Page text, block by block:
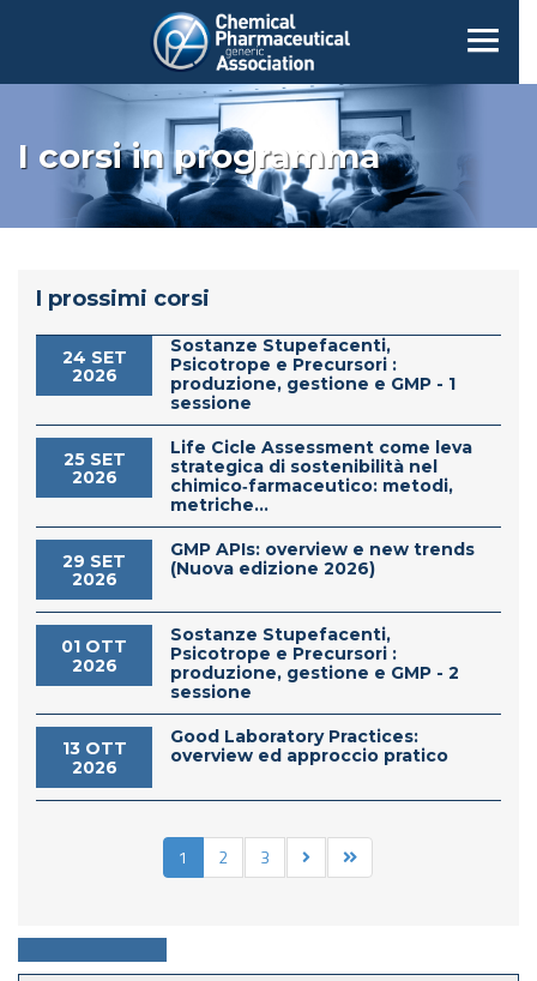
I corsi in programma
I prossimi corsi
24 SET
2026
Sostanze Stupefacenti,
Psicotrope e Precursori :
produzione, gestione e GMP - 1
sessione
25 SET
2026
Life Cicle Assessment come leva
strategica di sostenibilità nel
chimico‑farmaceutico: metodi,
metriche...
29 SET
2026
GMP APIs: overview e new trends
(Nuova edizione 2026)
01 OTT
2026
Sostanze Stupefacenti,
Psicotrope e Precursori :
produzione, gestione e GMP - 2
sessione
13 OTT
2026
Good Laboratory Practices:
overview ed approccio pratico
1 2 3